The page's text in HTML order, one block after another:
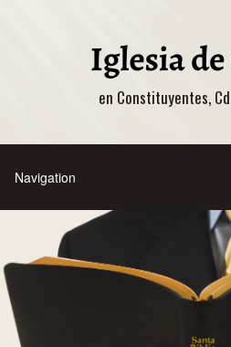
en Constituyentes,